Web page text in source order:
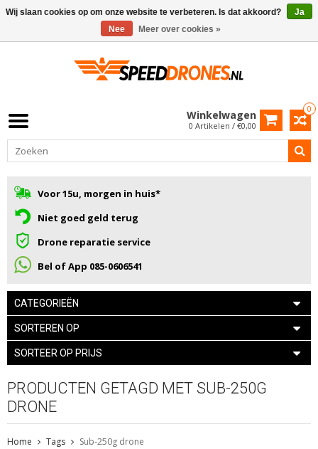
0
Winkelwagen
0 Artikelen / €0,00
Voor 15u, morgen in huis*
Niet goed geld terug
Drone reparatie service
Bel of App 085-0606541
CATEGORIEËN
SORTEREN OP
SORTEER OP PRIJS
PRODUCTEN GETAGD MET SUB-250G
DRONE
Home Tags Sub-250g drone
Wij slaan cookies op om onze website te verbeteren. Is dat akkoord?
Ja
Nee
Meer over cookies »